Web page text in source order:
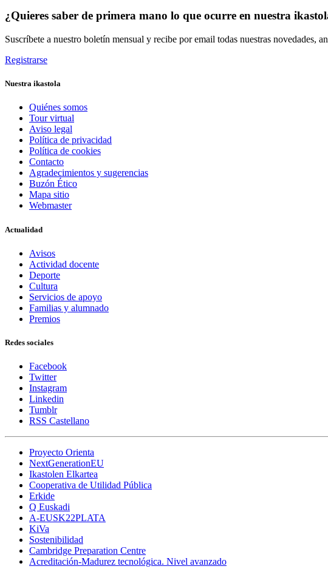
¿Quieres saber de primera mano lo que ocurre en nuestra
Suscríbete a nuestro boletín mensual y recibe por email todas nuestras novedades,
Registrarse
Nuestra ikastola
Quiénes somos
Tour virtual
Aviso legal
Política de privacidad
Política de cookies
Contacto
Agradecimientos y sugerencias
Buzón Ético
Mapa sitio
Webmaster
Actualidad
Avisos
Actividad docente
Deporte
Cultura
Servicios de apoyo
Familias y alumnado
Premios
Redes sociales
Facebook
Twitter
Instagram
Linkedin
Tumblr
RSS Castellano
Proyecto Orienta
NextGenerationEU
Ikastolen Elkartea
Cooperativa de Utilidad Pública
Erkide
Q Euskadi
A-EUSK22PLATA
KiVa
Sostenibilidad
Cambridge Preparation Centre
Acreditación-Madurez tecnológica. Nivel avanzado